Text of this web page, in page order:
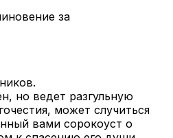
за
но ведет разгульную
может случиться
вами сорокоуст о